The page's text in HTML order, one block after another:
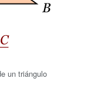
un triángulo